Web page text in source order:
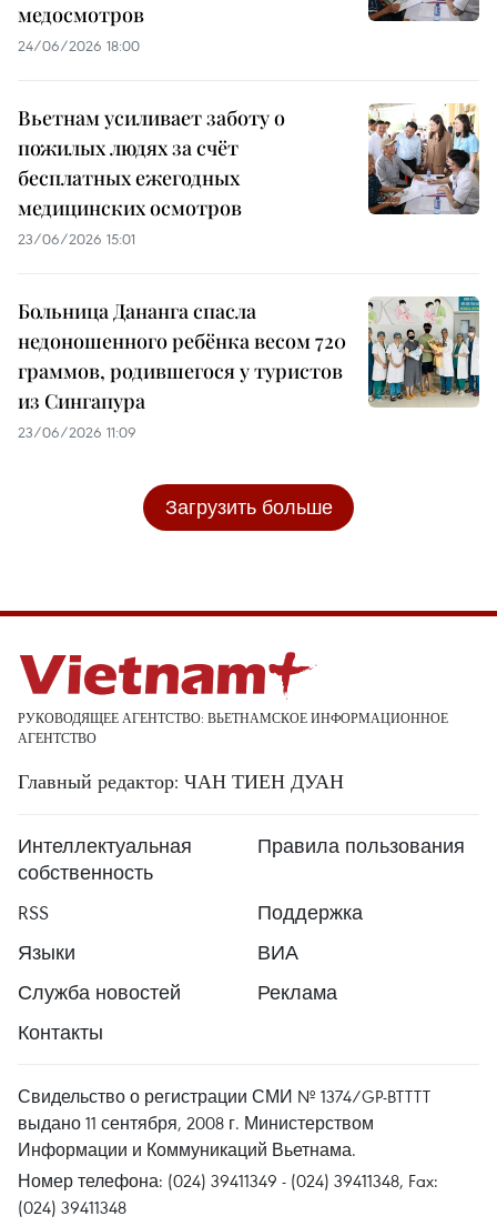
медосмотров
24/06/2026 18:00
Вьетнам усиливает заботу о
пожилых людях за счёт
бесплатных ежегодных
медицинских осмотров
23/06/2026 15:01
Больница Дананга спасла
недоношенного ребёнка весом 720
граммов, родившегося у туристов
из Сингапура
23/06/2026 11:09
Загрузить больше
РУКОВОДЯЩЕЕ АГЕНТСТВО: ВЬЕТНАМСКОЕ ИНФОРМАЦИОННОЕ
АГЕНТСТВО
Главный редактор: ЧАН ТИЕН ДУАН
Интеллектуальная
собственность
Правила пользования
RSS
Поддержка
Языки
ВИА
Служба новостей
Реклама
Контакты
Свидельство о регистрации СМИ № 1374/GP-BTTTT
выдано 11 сентября, 2008 г. Министерством
Информации и Коммуникаций Вьетнама.
Номер телефона: (024) 39411349 - (024) 39411348, Fax:
(024) 39411348